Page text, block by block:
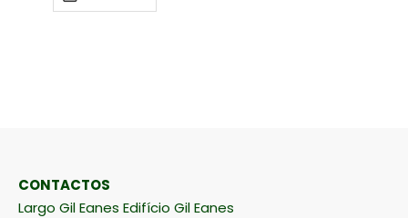
CONTACTOS
Largo Gil Eanes Edifício Gil Eanes